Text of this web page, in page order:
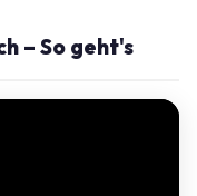
– So geht's